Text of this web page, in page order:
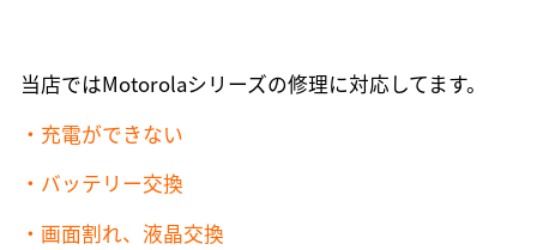
当店ではMotorolaシリーズの修理に対応してます。
・充電ができない
・バッテリー交換
・画面割れ、液晶交換